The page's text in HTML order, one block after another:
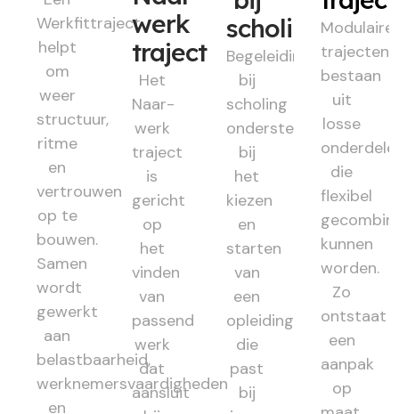
Werkfittraject
helpt
om
weer
structuur,
ritme
en
vertrouwen
op te
bouwen.
Samen
wordt
gewerkt
aan
belastbaarheid,
werknemersvaardigheden
en
werk
traject
Het
Naar-
werk
traject
is
gericht
op
het
vinden
van
passend
werk
dat
aansluit
scholing
Begeleiding
bij
scholing
ondersteunt
bij
het
kiezen
en
starten
van
een
opleiding
die
past
bij
Modulaire
trajecten
bestaan
uit
losse
die
flexibel
kunnen
worden.
Zo
ontstaat
een
aanpak
op